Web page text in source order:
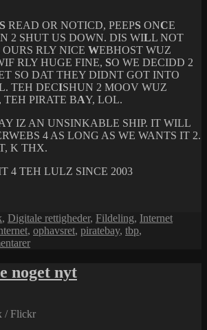
S READ OR NOTICD, PEEPS ONCE
2 SHUT US DOWN. DIS WILL NOT
OURS RLY NICE WEBHOST WUZ
RLY HUGE FINE, SO WE DECIDD 2
SO DAT THEY DIDNT GOT INTO
TEH DECISHUN 2 MOOV WUZ
PIRATE BAY, LOL.
IZ AN UNSINKABLE SHIP. IT WILL
4 AS LONG AS WE WANTS IT 2.
K THX.
4 TEH LULZ SINCE 2003
, Digitale rettigheder, Fildeling, InternetTags
, ophavsret, piratebay, tbp,
til
må
du
noget nyt
/ Flickr